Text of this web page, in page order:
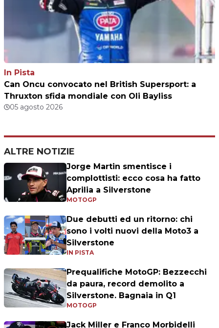
In Pista
Can Oncu convocato nel British Supersport: a
Thruxton sfida mondiale con Oli Bayliss
05 agosto 2026
ALTRE NOTIZIE
Jorge Martin smentisce i
complottisti: ecco cosa ha fatto
Aprilia a Silverstone
MOTOGP
Due debutti ed un ritorno: chi
sono i volti nuovi della Moto3 a
Silverstone
IN PISTA
Prequalifiche MotoGP: Bezzecchi
da paura, record demolito a
Silverstone. Bagnaia in Q1
MOTOGP
Jack Miller e Franco Morbidelli